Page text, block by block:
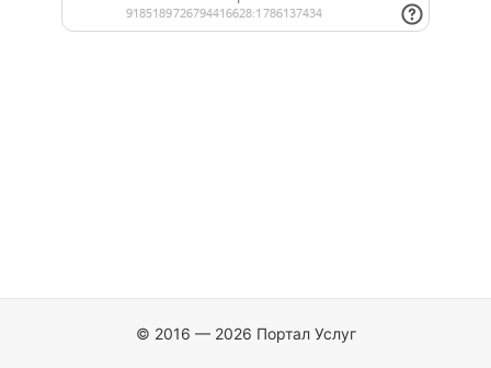
© 2016 — 2026 Портал Услуг